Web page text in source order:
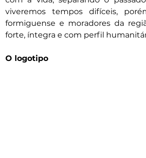
viveremos tempos difíceis,
formiguense e moradores da
forte, íntegra e com perfil
O logotipo